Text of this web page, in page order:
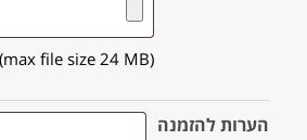
(max file size 24 MB)
הערות להזמנה